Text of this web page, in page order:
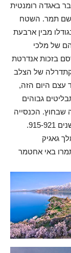
באגדה רומנטית
תמר. השטח
זהו השני בגודלו מבין ארבעת
מגוריהם של מלכי
בזכות אנדרטת
של הצלב
עצם היום הזה,
גבוהים
שבחוץ. הכנסייה
נבנתה בתקופת הזוהר של ממלכת וספורקאן בשנים 915-921.
גאגיק